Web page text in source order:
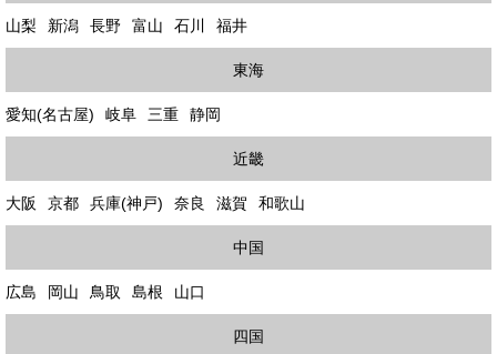
山梨 新潟 長野 富山 石川 福井
東海
愛知(名古屋) 岐阜 三重 静岡
近畿
大阪 京都 兵庫(神戸) 奈良 滋賀 和歌山
中国
広島 岡山 鳥取 島根 山口
四国